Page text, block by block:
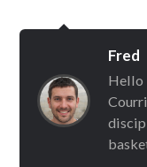
Fred
Hello